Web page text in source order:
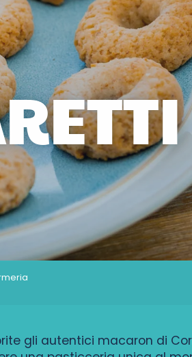
gli autentici macaron di